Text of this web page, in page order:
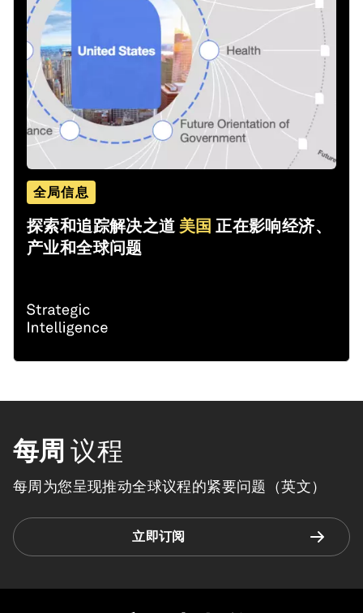
全局信息
探索和追踪解决之道 美国 正在影响经济、
产业和全球问题
每周 议程
每周为您呈现推动全球议程的紧要问题（英文）
立即订阅